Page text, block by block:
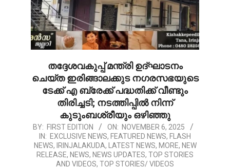
തദ്ദേശവകുപ്പ് മന്ത്രി ഉദ്ഘാടനം
ചെയ്ത ഇരിങ്ങാലക്കുട നഗരസഭയുടെ
ടേക്ക് എ ബ്രേക്ക് പദ്ധതിക്ക് വീണ്ടും
തിരിച്ചടി; നടത്തിപ്പിൽ നിന്ന്
കുടുംബശ്രീയും ഒഴിഞ്ഞു
2025-
11-
06
BY: FIRST EDITION ON: NOVEMBER 6, 2025
IN: EXCLUSIVE NEWS, FEATURED NEWS, FLASH
NEWS, IRINJALAKUDA, LATEST NEWS, MORE, NEW
RELEASE, NEWS, NEWS UPDATES, TOP STORIES
AND VIDEOS, TOP STORIES/ VIDEOS